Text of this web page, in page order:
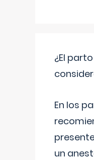
¿El
En los
un